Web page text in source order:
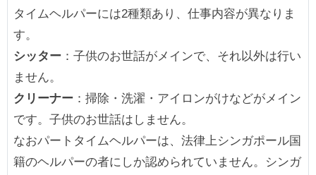
タイムヘルパーには2種類あり、仕事内容が異なりま
す。
シッター：子供のお世話がメインで、それ以外は行い
ません。
クリーナー：掃除・洗濯・アイロンがけなどがメイン
です。子供のお世話はしません。
なおパートタイムヘルパーは、法律上シンガポール国
籍のヘルパーの者にしか認められていません。シンガ